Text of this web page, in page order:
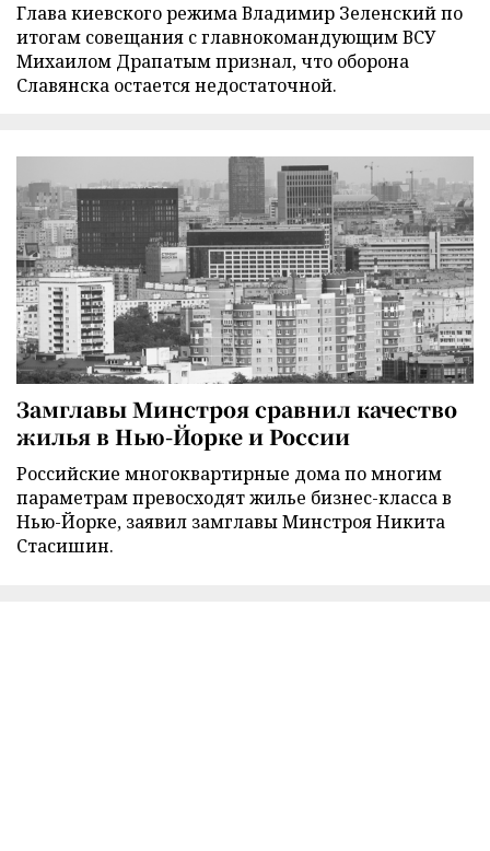
Глава киевского режима Владимир Зеленский по
итогам совещания с главнокомандующим ВСУ
Михаилом Драпатым признал, что оборона
Славянска остается недостаточной.
Замглавы Минстроя сравнил качество
жилья в Нью-Йорке и России
Российские многоквартирные дома по многим
параметрам превосходят жилье бизнес-класса в
Нью-Йорке, заявил замглавы Минстроя Никита
Стасишин.